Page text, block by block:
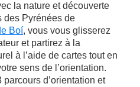
la nature et découverte
des Pyrénées de
Boí, vous vous glisserez
et partirez à la
à l’aide de cartes tout en
sens de l’orientation.
d’orientation et